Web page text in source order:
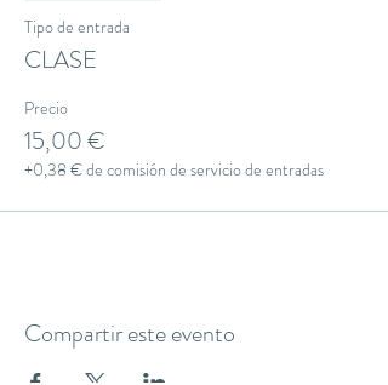
Tipo de entrada
CLASE
Precio
15,00 €
+0,38 € de comisión de servicio de entradas
Compartir este evento